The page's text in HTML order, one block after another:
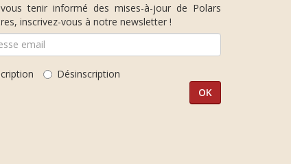
tenir informé des mises-à-jour de Polars
inscrivez-vous à notre newsletter !
Désinscription